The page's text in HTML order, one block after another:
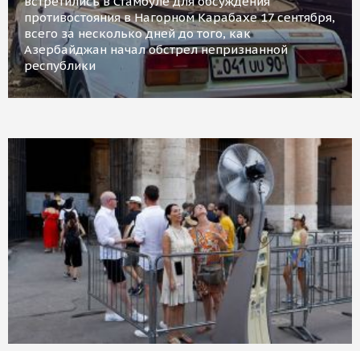
противостояния в Нагорном Карабахе 17 сентября,
всего за несколько дней до того, как
Азербайджан начал обстрел непризнанной
республики